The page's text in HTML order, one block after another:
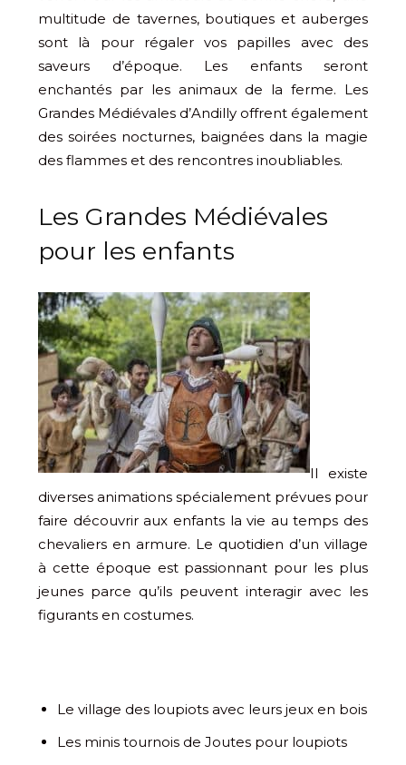
multitude de tavernes, boutiques et auberges
sont là pour régaler vos papilles avec des
saveurs d’époque. Les enfants seront
enchantés par les animaux de la ferme. Les
Grandes Médiévales d’Andilly offrent également
des soirées nocturnes, baignées dans la magie
des flammes et des rencontres inoubliables.
Les Grandes Médiévales
pour les enfants
Il existe
diverses animations spécialement prévues pour
faire découvrir aux enfants la vie au temps des
chevaliers en armure. Le quotidien d’un village
à cette époque est passionnant pour les plus
jeunes parce qu’ils peuvent interagir avec les
figurants en costumes.
Le village des loupiots avec leurs jeux en bois
Les minis tournois de Joutes pour loupiots